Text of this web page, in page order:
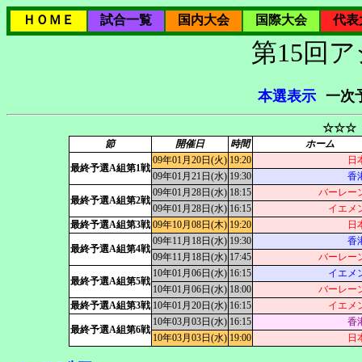
ＨＯＭＥ 試合一覧 国内大会 国際大会 代表
第15回
本選表示 一次
☆☆☆
節 開催日 時間 ホーム
最終予選A組第1戦
09年01月20日(火) 19:20
日
09年01月21日(水) 19:30 香
最終予選A組第2戦
09年01月28日(水) 18:15
バーレー
09年01月28日(水) 16:15
イエメ
最終予選A組第3戦 09年10月08日(木) 19:20 日
最終予選A組第4戦
09年11月18日(水) 19:30
香
09年11月18日(水) 17:45 バーレー
最終予選A組第5戦
10年01月06日(水) 16:15
イエメ
10年01月06日(水) 18:00
バーレー
最終予選A組第3戦 10年01月20日(水) 16:15 イエメ
最終予選A組第6戦
10年03月03日(水) 16:15
香
10年03月03日(水) 19:00 日